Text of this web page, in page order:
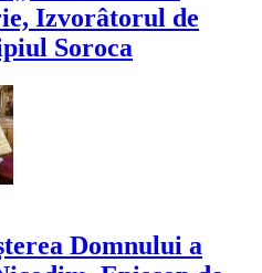
Izvorâtorul de
Soroca
Domnului a